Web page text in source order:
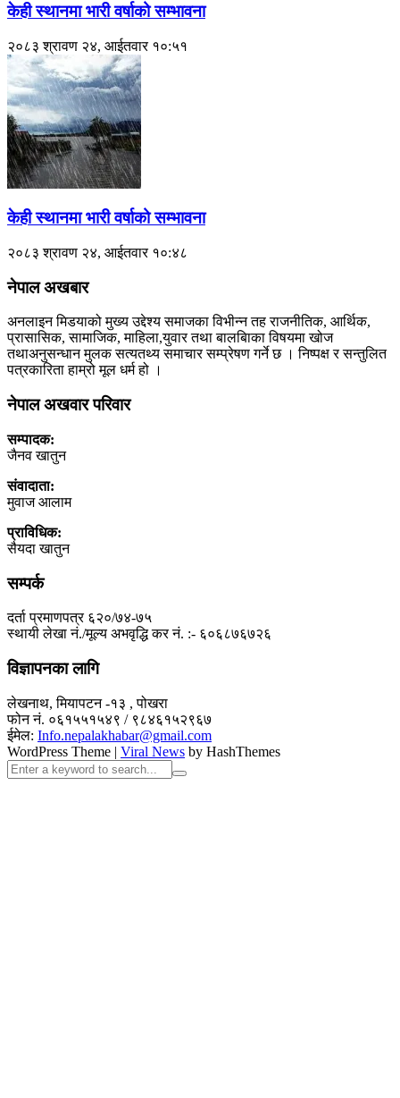
केही स्थानमा भारी वर्षाको सम्भावना
२०८३ श्रावण २४, आईतवार १०:५१
केही स्थानमा भारी वर्षाको सम्भावना
२०८३ श्रावण २४, आईतवार १०:४८
नेपाल अखबार
अनलाइन मिडयाको मुख्य उद्देश्य समाजका विभीन्न तह राजनीतिक, आर्थिक,
प्रासासिक, सामाजिक, माहिला,युवार तथा बालबािका विषयमा खोज
तथाअनुसन्धान मुलक सत्यतथ्य समाचार सम्प्रेषण गर्ने छ । निष्पक्ष र सन्तुलित
पत्रकारिता हाम्रो मूल धर्म हो ।
नेपाल अखवार परिवार
सम्पादक:
जैनव खातुन
संवादाता:
मुवाज आलाम
प्राविधिक:
सैयदा खातुन
सम्पर्क
दर्ता प्रमाणपत्र ६२०/७४-७५
स्थायी लेखा नं./मूल्य अभवृद्धि कर नं. :- ६०६८७६७२६
विज्ञापनका लागि
लेखनाथ, मियापटन -१३ , पोखरा
फोन नं. ०६१५५१५४९ / ९८४६१५२९६७
ईमेल: Info.nepalakhabar@gmail.com
WordPress Theme | Viral News by HashThemes